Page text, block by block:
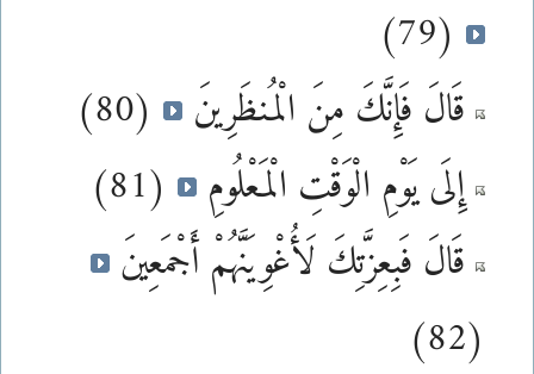
(79)
قَالَ فَإِنَّكَ مِنَ الْمُنظَرِينَ
(80)
إِلَى يَوْمِ الْوَقْتِ الْمَعْلُومِ
(81)
قَالَ فَبِعِزَّتِكَ لَأُغْوِيَنَّهُمْ أَجْمَعِينَ
(82)